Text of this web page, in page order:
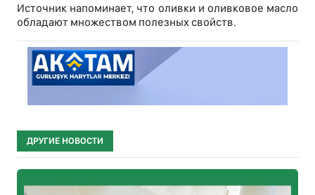
Источник напоминает, что оливки и оливковое масло
обладают множеством полезных свойств.
ДРУГИЕ НОВОСТИ